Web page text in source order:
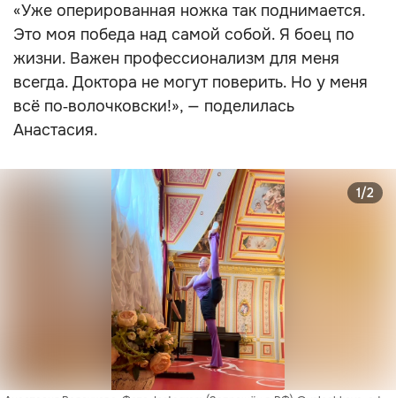
«Уже оперированная ножка так поднимается.
Это моя победа над самой собой. Я боец по
жизни. Важен профессионализм для меня
всегда. Доктора не могут поверить. Но у меня
всё по‑волочковски!», — поделилась
Анастасия.
1/2